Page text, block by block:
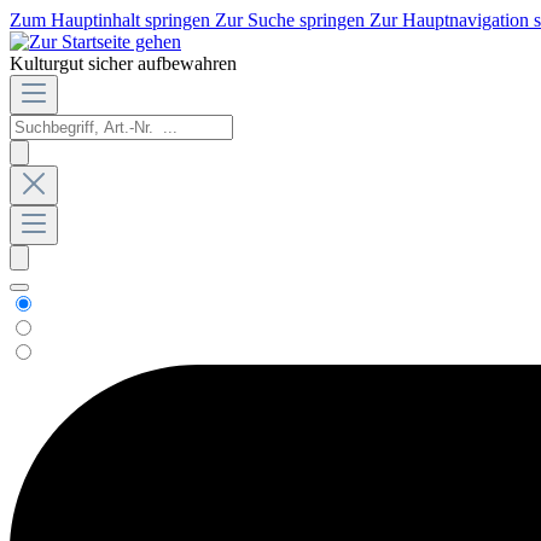
Zum Hauptinhalt springen Zur Suche springen Zur Hauptnavigation
Kulturgut sicher aufbewahren